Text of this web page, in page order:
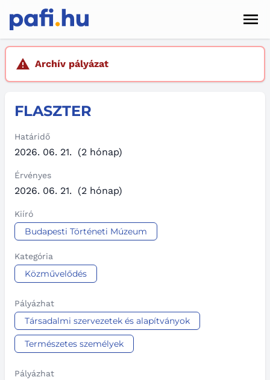
Hírek
Pályázatok
Szolgáltatások
Kapcsolat
Sötét mód
Archív pályázat
FLASZTER
Határidő
2026. 06. 21. (2 hónap)
Érvényes
2026. 06. 21. (2 hónap)
Kiíró
Budapesti Történeti Múzeum
Kategória
Közművelődés
Pályázhat
Társadalmi szervezetek és alapítványok
Természetes személyek
Pályázhat